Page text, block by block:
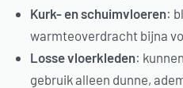
Kurk- en schuimvloeren:
warmteoverdracht bijna
Losse vloerkleden:
gebruik alleen dunne,